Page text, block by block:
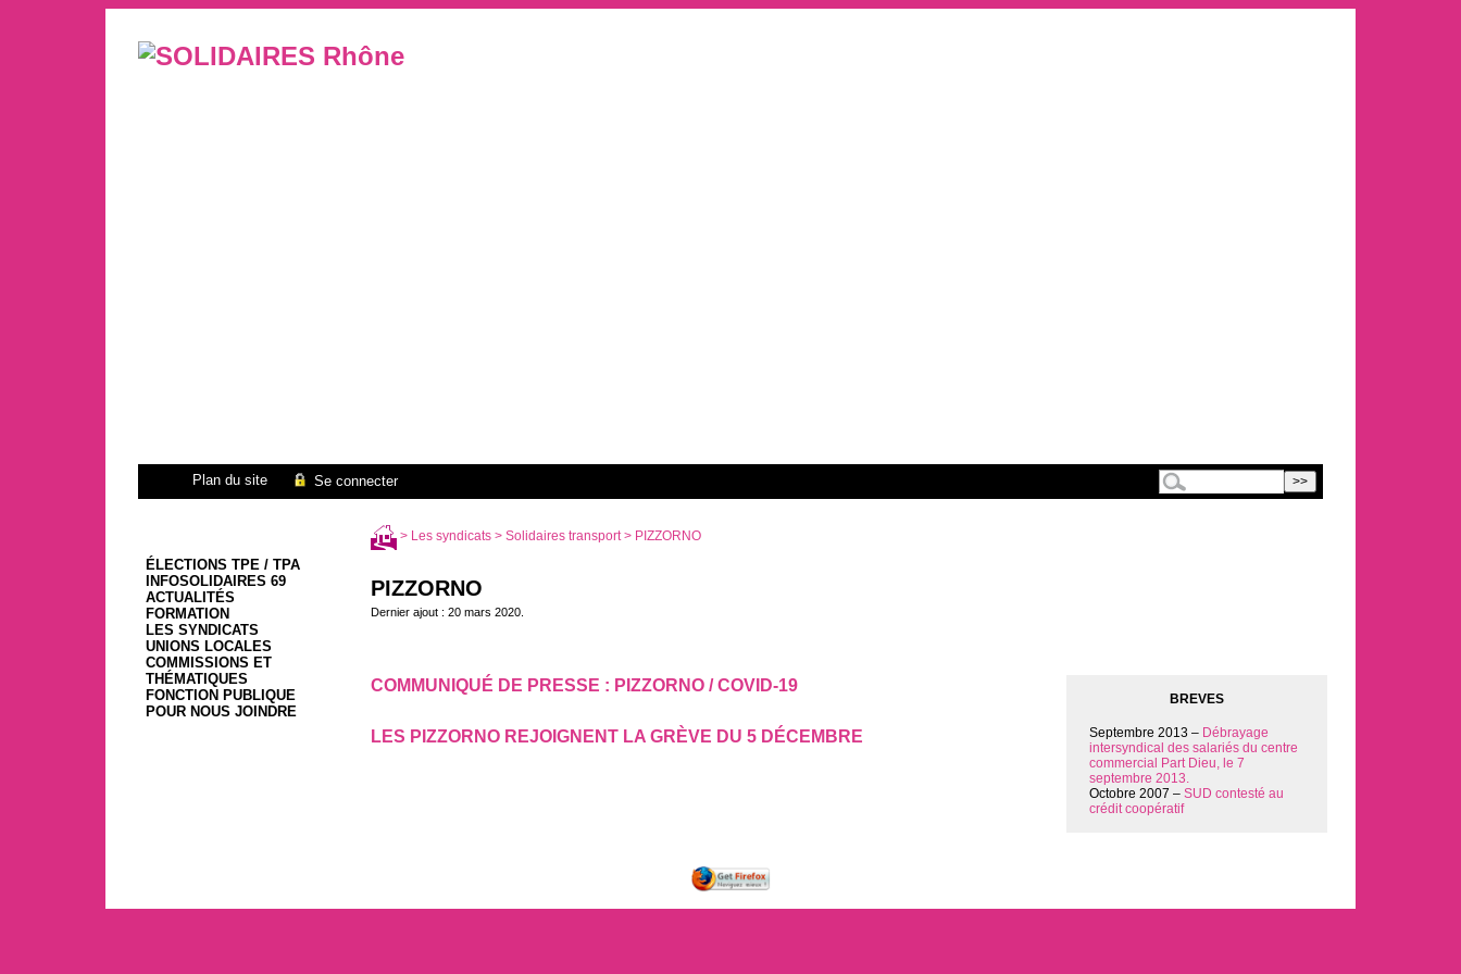
Plan du site Se connecter
ÉLECTIONS TPE / TPA
INFOSOLIDAIRES 69
ACTUALITÉS
FORMATION
LES SYNDICATS
UNIONS LOCALES
COMMISSIONS ET
THÉMATIQUES
FONCTION PUBLIQUE
POUR NOUS JOINDRE
> Les syndicats> Solidaires transport> PIZZORNO
PIZZORNO
Dernier ajout : 20 mars 2020.
COMMUNIQUÉ DE PRESSE : PIZZORNO / COVID-19
LES PIZZORNO REJOIGNENT LA GRÈVE DU 5 DÉCEMBRE
BREVES
Septembre 2013 – Débrayage
intersyndical des salariés du centre
commercial Part Dieu, le 7
septembre 2013.
Octobre 2007 – SUD contesté au
crédit coopératif